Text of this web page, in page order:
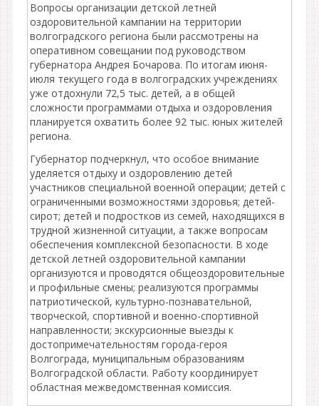
Вопросы организации детской летней
оздоровительной кампании на территории
волгоградского региона были рассмотрены на
оперативном совещании под руководством
губернатора Андрея Бочарова. По итогам июня-
июля текущего года в волгоградских учреждениях
уже отдохнули 72,5 тыс. детей, а в общей
сложности программами отдыха и оздоровления
планируется охватить более 92 тыс. юных жителей
региона.
Губернатор подчеркнул, что особое внимание
уделяется отдыху и оздоровлению детей
участников специальной военной операции; детей с
ограниченными возможностями здоровья; детей-
сирот; детей и подростков из семей, находящихся в
трудной жизненной ситуации, а также вопросам
обеспечения комплексной безопасности. В ходе
детской летней оздоровительной кампании
организуются и проводятся общеоздоровительные
и профильные смены; реализуются программы
патриотической, культурно-познавательной,
творческой, спортивной и военно-спортивной
направленности; экскурсионные выезды к
достопримечательностям города-героя
Волгограда, муниципальным образованиям
Волгоградской области. Работу координирует
областная межведомственная комиссия.